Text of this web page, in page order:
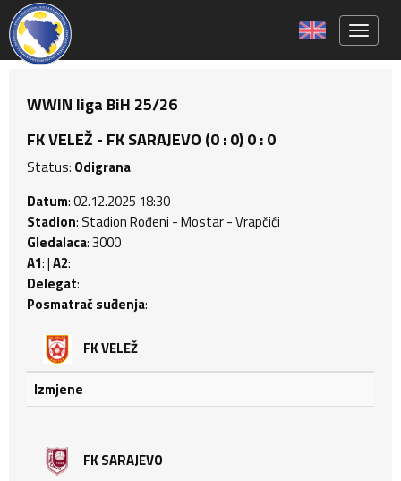
WWIN liga BiH 25/26
FK VELEŽ - FK SARAJEVO (0 : 0) 0 : 0
Status: Odigrana
Datum: 02.12.2025 18:30
Stadion: Stadion Rođeni - Mostar - Vrapčići
Gledalaca: 3000
A1: |A2:
Delegat:
Posmatrač suđenja:
FK VELEŽ
Izmjene
FK SARAJEVO